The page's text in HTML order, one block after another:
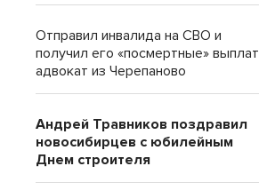
Отправил инвалида на СВО и
получил его «посмертные»
адвокат из Черепаново
Андрей Травников поздравил
новосибирцев с юбилейным
Днем строителя